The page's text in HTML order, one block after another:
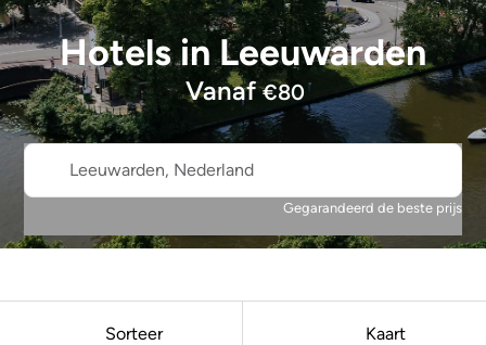
HotelsinLeeuwarden
Vanaf€80
Leeuwarden, Nederland
Gegarandeerd de beste prijs
Sorteer Kaart